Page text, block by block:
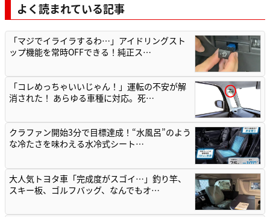
よく読まれている記事
「マジでイライラするわ…」アイドリングスト
ップ機能を常時OFFできる！純正ス…
「コレめっちゃいいじゃん！」運転の不安が解
消された！ あらゆる車種に対応。死…
クラファン開始3分で目標達成！“水風呂”のよう
な冷たさを味わえる水冷式シート…
大人気トヨタ車「完成度がスゴイ…」釣り竿、
スキー板、ゴルフバッグ、なんでもオ…